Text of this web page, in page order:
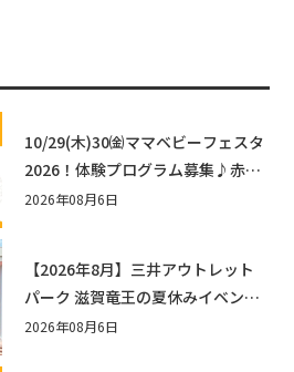
10/29(木)30㈮ママベビーフェスタ
2026！体験プログラム募集♪赤ち
ゃん向けイベントに出演しません
2026年08月6日
【2026年8月】三井アウトレット
パーク 滋賀竜王の夏休みイベント
まとめ！びしょぬれ水あそび・激
2026年08月6日